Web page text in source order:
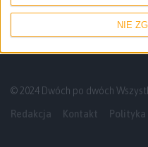
NIE
© 2024 Dwóch po dwóch
Redakcja Kontakt